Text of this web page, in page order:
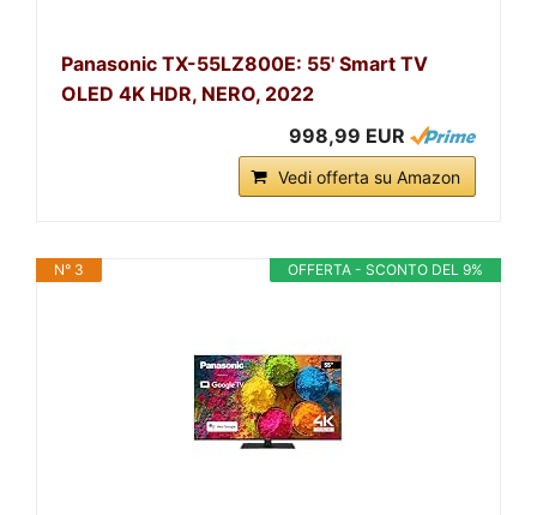
Panasonic TX-55LZ800E: 55' Smart TV
OLED 4K HDR, NERO, 2022
998,99 EUR
Vedi offerta su Amazon
OFFERTA - SCONTO DEL 9%
N° 3